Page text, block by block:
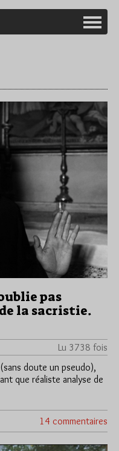
pas
la sacristie.
Lu 3738 fois
doute un pseudo),
que réaliste analyse de
14 commentaires